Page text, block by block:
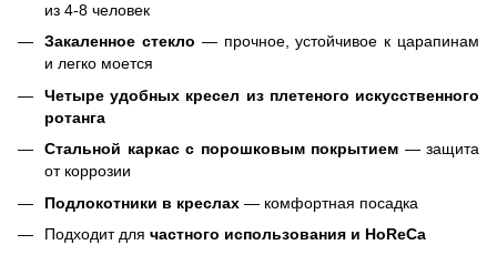
из 4-8 человек
Закаленное стекло — прочное, устойчивое к царапинам
и легко моется
Четыре удобных кресел из плетеного искусственного
ротанга
Стальной каркас с порошковым покрытием — защита
от коррозии
Подлокотники в креслах — комфортная посадка
Подходит для частного использования и HoReCa